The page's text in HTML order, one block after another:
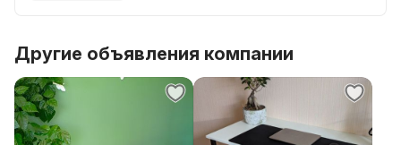
Другие объявления компании